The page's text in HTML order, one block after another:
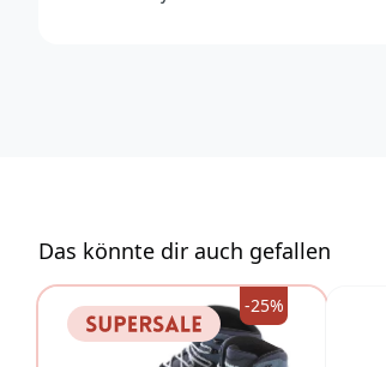
Das könnte dir auch gefallen
-25%